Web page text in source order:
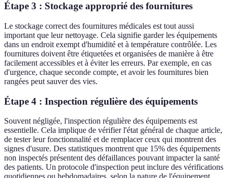
Étape 3 : Stockage approprié des fournitures
Le stockage correct des fournitures médicales est tout aussi
important que leur nettoyage. Cela signifie garder les équipements
dans un endroit exempt d'humidité et à température contrôlée. Les
fournitures doivent être étiquetées et organisées de manière à être
facilement accessibles et à éviter les erreurs. Par exemple, en cas
d'urgence, chaque seconde compte, et avoir les fournitures bien
rangées peut sauver des vies.
Étape 4 : Inspection régulière des équipements
Souvent négligée, l'inspection régulière des équipements est
essentielle. Cela implique de vérifier l'état général de chaque article,
de tester leur fonctionnalité et de remplacer ceux qui montrent des
signes d'usure. Des statistiques montrent que 15% des équipements
non inspectés présentent des défaillances pouvant impacter la santé
des patients. Un protocole d'inspection peut inclure des vérifications